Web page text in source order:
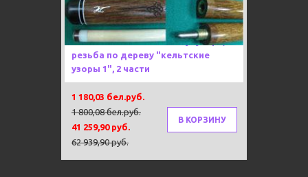
Тубус в подарок!
Новинка!
Каюков рекомендует!
Кий "Каюков Классик" Сукупира,
резьба по дереву "кельтские
узоры 1", 2 части
1 180,03 бел.руб.
1 800,08 бел.руб.
41 259,90 руб.
62 939,90 руб.
В КОРЗИНУ